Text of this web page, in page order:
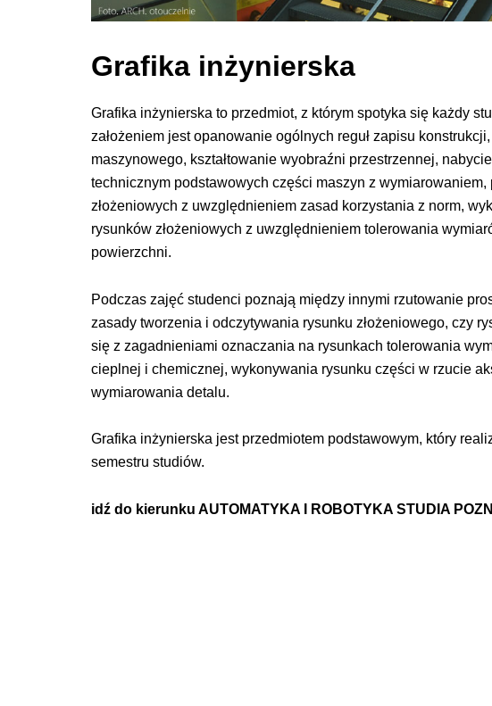
Grafika inżynierska
Grafika inżynierska to przedmiot, z którym spotyka się każdy
założeniem jest opanowanie ogólnych reguł zapisu
maszynowego, kształtowanie wyobraźni przestrzennej,
technicznym podstawowych części maszyn z wymiarowaniem,
złożeniowych z uwzględnieniem zasad korzystania z norm,
rysunków złożeniowych z uwzględnieniem tolerowania
powierzchni.
Podczas zajęć studenci poznają między innymi rzutowanie
zasady tworzenia i odczytywania rysunku złożeniowego, czy
się z zagadnieniami oznaczania na rysunkach tolerowania
cieplnej i chemicznej, wykonywania rysunku części w rzucie
wymiarowania detalu.
Grafika inżynierska jest przedmiotem podstawowym, który
semestru studiów.
idź do kierunkuAUTOMATYKA I ROBOTYKA STUDIA